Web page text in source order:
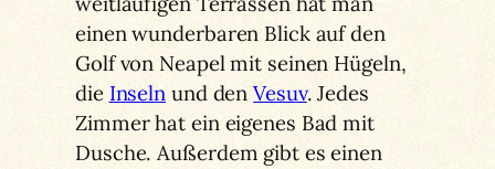
einen wunderbaren Blick auf den
Golf von Neapel mit seinen Hügeln,
die Inseln und denVesuv. Jedes
Zimmer hat ein eigenes Bad mit
Dusche. Außerdem gibt es einen